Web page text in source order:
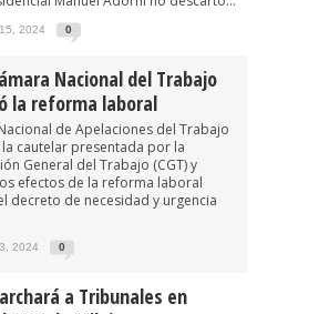
2024 0
Nacional del Trabajo
la reforma laboral
de Apelaciones del Trabajo
cautelar presentada por la
General del Trabajo (CGT) y
efectos de la reforma laboral
decreto de necesidad y urgencia
2024 0
a Tribunales en